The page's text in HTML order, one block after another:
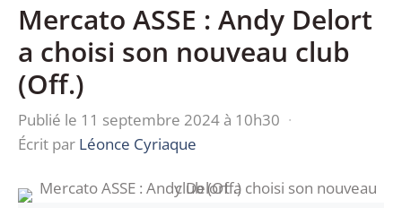
Mercato ASSE : Andy Delort
a choisi son nouveau club
(Off.)
Publié le 11 septembre 2024 à 10h30 ·
Écrit par Léonce Cyriaque